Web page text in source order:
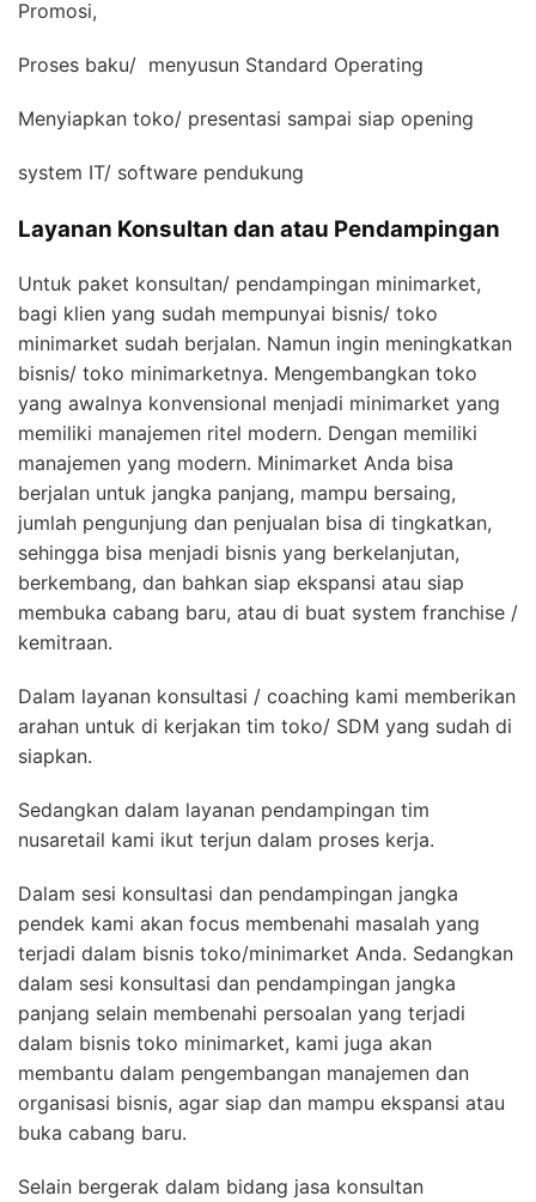
Promosi,
Proses baku/ menyusun Standard Operating
Menyiapkan toko/ presentasi sampai siap opening
system IT/ software pendukung
Layanan Konsultan dan atau Pendampingan
Untuk paket konsultan/ pendampingan minimarket,
bagi klien yang sudah mempunyai bisnis/ toko
minimarket sudah berjalan. Namun ingin meningkatkan
bisnis/ toko minimarketnya. Mengembangkan toko
yang awalnya konvensional menjadi minimarket yang
memiliki manajemen ritel modern. Dengan memiliki
manajemen yang modern. Minimarket Anda bisa
berjalan untuk jangka panjang, mampu bersaing,
jumlah pengunjung dan penjualan bisa di tingkatkan,
sehingga bisa menjadi bisnis yang berkelanjutan,
berkembang, dan bahkan siap ekspansi atau siap
membuka cabang baru, atau di buat system franchise /
kemitraan.
Dalam layanan konsultasi / coaching kami memberikan
arahan untuk di kerjakan tim toko/ SDM yang sudah di
siapkan.
Sedangkan dalam layanan pendampingan tim
nusaretail kami ikut terjun dalam proses kerja.
Dalam sesi konsultasi dan pendampingan jangka
pendek kami akan focus membenahi masalah yang
terjadi dalam bisnis toko/minimarket Anda. Sedangkan
dalam sesi konsultasi dan pendampingan jangka
panjang selain membenahi persoalan yang terjadi
dalam bisnis toko minimarket, kami juga akan
membantu dalam pengembangan manajemen dan
organisasi bisnis, agar siap dan mampu ekspansi atau
buka cabang baru.
Selain bergerak dalam bidang jasa konsultan